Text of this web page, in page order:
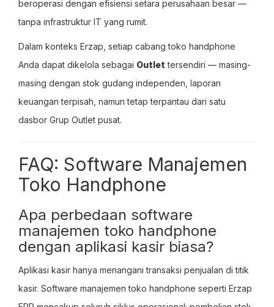
beroperasi dengan efisiensi setara perusahaan besar —
tanpa infrastruktur IT yang rumit.
Dalam konteks Erzap, setiap cabang toko handphone
Anda dapat dikelola sebagai Outlet tersendiri — masing-
masing dengan stok gudang independen, laporan
keuangan terpisah, namun tetap terpantau dari satu
dasbor Grup Outlet pusat.
FAQ: Software Manajemen
Toko Handphone
Apa perbedaan software
manajemen toko handphone
dengan aplikasi kasir biasa?
Aplikasi kasir hanya menangani transaksi penjualan di titik
kasir. Software manajemen toko handphone seperti Erzap